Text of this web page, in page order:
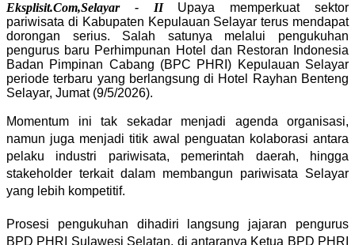
Eksplisit.Com,Selayar - II Upaya memperkuat sektor
pariwisata di Kabupaten Kepulauan Selayar terus mendapat
dorongan serius. Salah satunya melalui pengukuhan
pengurus baru Perhimpunan Hotel dan Restoran Indonesia
Badan Pimpinan Cabang (BPC PHRI) Kepulauan Selayar
periode terbaru yang berlangsung di Hotel Rayhan Benteng
Selayar, Jumat (9/5/2026).
Momentum ini tak sekadar menjadi agenda organisasi,
namun juga menjadi titik awal penguatan kolaborasi antara
pelaku industri pariwisata, pemerintah daerah, hingga
stakeholder terkait dalam membangun pariwisata Selayar
yang lebih kompetitif.
Prosesi pengukuhan dihadiri langsung jajaran pengurus
BPD PHRI Sulawesi Selatan, di antaranya Ketua BPD PHRI